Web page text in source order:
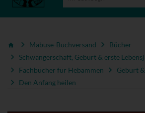
Mabuse-Buchversand
Bücher
Schwangerschaft, Geburt & erste
Fachbücher für Hebammen
Geburt
Den Anfang heilen